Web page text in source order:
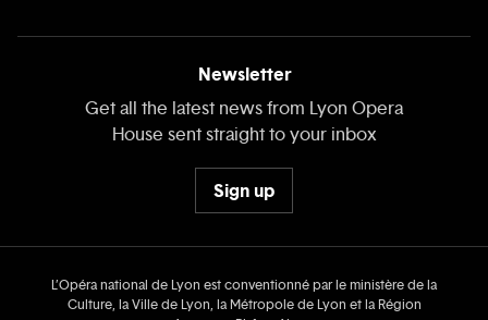
Newsletter
Get all the latest news from Lyon Opera
House sent straight to your inbox
Sign up
L’Opéra national de Lyon est conventionné par le ministère de la
Culture, la Ville de Lyon, la Métropole de Lyon et la Région